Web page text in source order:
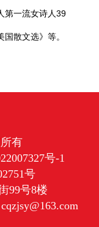
第一流女诗人39
散文选》等。
有
号-1
号
99号8楼